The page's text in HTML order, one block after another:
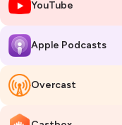
Bonne découverte !
Hébergé par Ausha. Visitez
pour plus d'informations.
YouTube
Apple Podcasts
Overcast